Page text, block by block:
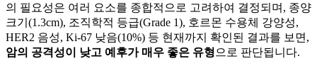
의 필요성은 여러 요소를 종합적으로 고려하여 결정되며, 종양
크기(1.3cm), 조직학적 등급(Grade 1), 호르몬 수용체 강양성,
HER2 음성, Ki-67 낮음(10%) 등 현재까지 확인된 결과를 보면,
암의 공격성이 낮고 예후가 매우 좋은 유형 으로 판단됩니다.